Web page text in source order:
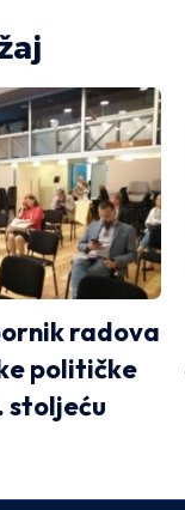
radova
političke
stoljeću